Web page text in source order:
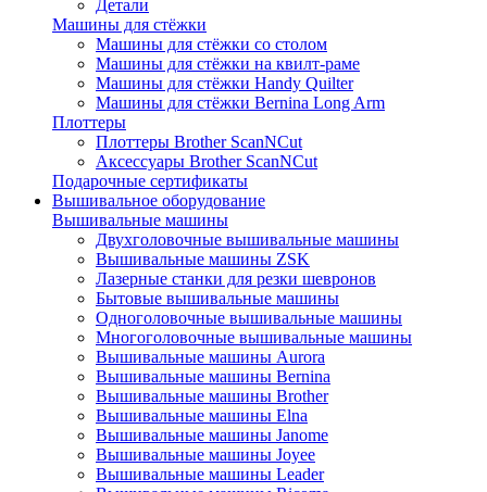
Детали
Машины для стёжки
Машины для стёжки со столом
Машины для стёжки на квилт-раме
Машины для стёжки Handy Quilter
Машины для стёжки Bernina Long Arm
Плоттеры
Плоттеры Brother ScanNCut
Аксессуары Brother ScanNCut
Подарочные сертификаты
Вышивальное оборудование
Вышивальные машины
Двухголовочные вышивальные машины
Вышивальные машины ZSK
Лазерные станки для резки шевронов
Бытовые вышивальные машины
Одноголовочные вышивальные машины
Многоголовочные вышивальные машины
Вышивальные машины Aurora
Вышивальные машины Bernina
Вышивальные машины Brother
Вышивальные машины Elna
Вышивальные машины Janome
Вышивальные машины Joyee
Вышивальные машины Leader